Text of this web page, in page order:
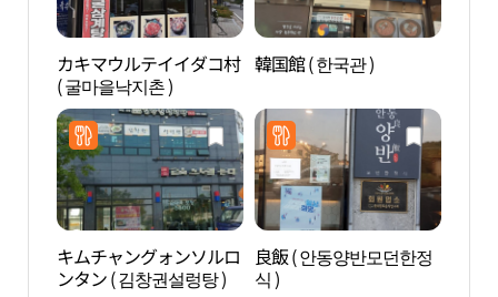
カキマウルテイイダコ村
( 굴마을낙지촌 )
韓国館 ( 한국관 )
キムチャングォンソルロ
ンタン ( 김창권설렁탕 )
良飯 ( 안동양반모던한정
식 )